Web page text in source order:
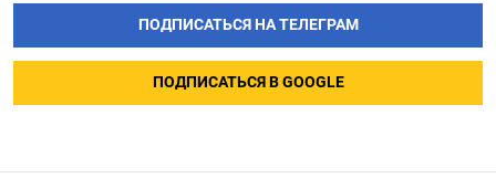
ПОДПИСАТЬСЯ НА ТЕЛЕГРАМ
ПОДПИСАТЬСЯ В GOOGLE